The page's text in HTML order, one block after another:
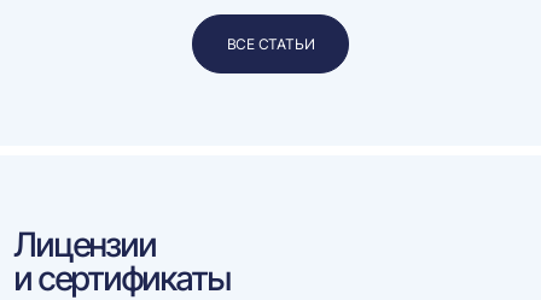
ВСЕ СТАТЬИ
Лицензии
и сертификаты